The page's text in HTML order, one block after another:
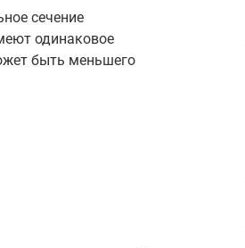
сечение
одинаковое
быть меньшего